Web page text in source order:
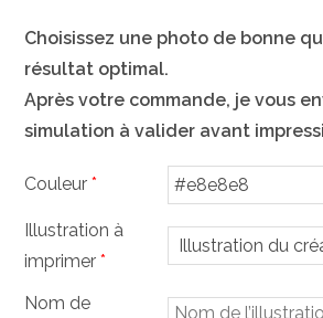
Choisissez une photo de bonne
résultat optimal.
Après votre commande, je vous
simulation à valider avant
Couleur*
Illustration à
imprimer*
Nom de